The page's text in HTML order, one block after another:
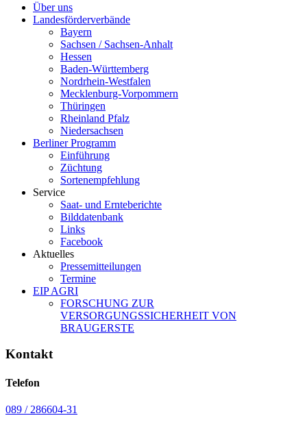
Über uns
Landesförderverbände
Bayern
Sachsen / Sachsen-Anhalt
Hessen
Baden-Württemberg
Nordrhein-Westfalen
Mecklenburg-Vorpommern
Thüringen
Rheinland Pfalz
Niedersachsen
Berliner Programm
Einführung
Züchtung
Sortenempfehlung
Service
Saat- und Ernteberichte
Bilddatenbank
Links
Facebook
Aktuelles
Pressemitteilungen
Termine
EIP AGRI
FORSCHUNG ZUR
VERSORGUNGSSICHERHEIT VON
BRAUGERSTE
Kontakt
Telefon
089 / 286604-31